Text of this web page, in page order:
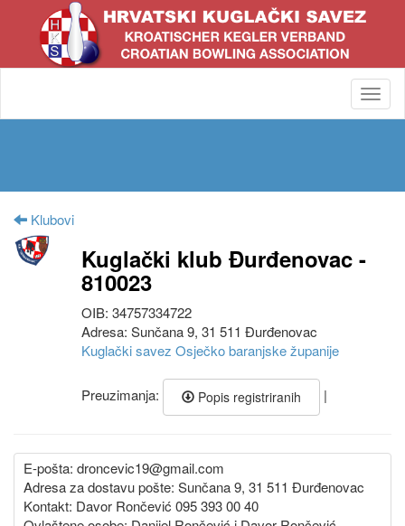
Klubovi
Kuglački klub Đurđenovac -
810023
OIB: 34757334722
Adresa: Sunčana 9, 31 511 Đurđenovac
Kuglački savez Osječko baranjske županije
Preuzimanja: Popis registriranih |
E-pošta: droncevic19@gmail.com
Adresa za dostavu pošte: Sunčana 9, 31 511 Đurđenovac
Kontakt: Davor Rončević 095 393 00 40